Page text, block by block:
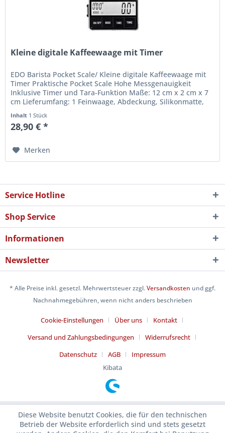
Kleine digitale Kaffeewaage mit Timer
EDO Barista Pocket Scale/ Kleine digitale Kaffeewaage mit
Timer Praktische Pocket Scale Hohe Messgenauigkeit
Inklusive Timer und Tara-Funktion Maße: 12 cm x 2 cm x 7
cm Lieferumfang: 1 Feinwaage, Abdeckung, Silikonmatte,
Inhalt 1 Stück
28,90 € *
Merken
Service Hotline
Shop Service
Informationen
Newsletter
* Alle Preise inkl. gesetzl. Mehrwertsteuer zzgl.Versandkosten und ggf.
Nachnahmegebühren, wenn nicht anders beschrieben
Cookie-Einstellungen Über uns
Kontakt
Versand und Zahlungsbedingungen
Widerrufsrecht
Datenschutz
AGB
Impressum
Kibata
Diese Website benutzt Cookies, die für den technischen
Betrieb der Website erforderlich sind und stets gesetzt